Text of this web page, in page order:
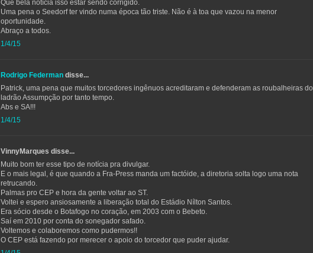
Que bela notícia isso estar sendo corrigido.
Uma pena o Seedorf ter vindo numa época tão triste. Não é à toa que vazou na menor
oportunidade.
Abraço a todos.
1/4/15
Rodrigo Federman disse...
Patrick, uma pena que muitos torcedores ingênuos acreditaram e defenderam as roubalheiras do
ladrão Assumpção por tanto tempo.
Abs e SA!!!
1/4/15
VinnyMarques disse...
Muito bom ter esse tipo de notícia pra divulgar.
E o mais legal, é que quando a Fra-Press manda um factóide, a diretoria solta logo uma nota
retrucando.
Palmas pro CEP e hora da gente voltar ao ST.
Voltei e espero ansiosamente a liberação total do Estádio Nílton Santos.
Era sócio desde o Botafogo no coração, em 2003 com o Bebeto.
Saí em 2010 por conta do sonegador safado.
Voltemos e colaboremos como pudermos!!
O CEP está fazendo por merecer o apoio do torcedor que puder ajudar.